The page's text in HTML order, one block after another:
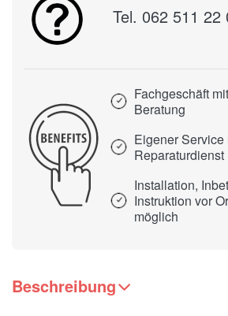
Tel. 062 511 22
Fachgeschäft
Beratung
Eigener Service
Reparaturdienst
Installation,
Instruktion vor
möglich
Beschreibung